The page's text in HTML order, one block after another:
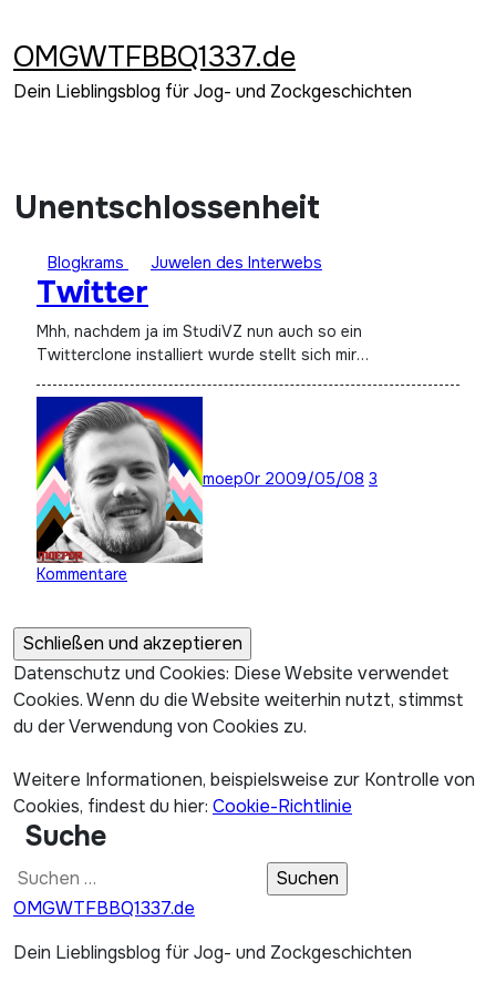
springen
OMGWTFBBQ1337.de
Dein Lieblingsblog für Jog- und Zockgeschichten
Unentschlossenheit
Blogkrams Juwelen des Interwebs
Twitter
Mhh, nachdem ja im StudiVZ nun auch so ein
Twitterclone installiert wurde stellt sich mir…
moep0r 2009/05/08 3
Kommentare
Datenschutz und Cookies: Diese Website verwendet
Cookies. Wenn du die Website weiterhin nutzt, stimmst
du der Verwendung von Cookies zu.
Weitere Informationen, beispielsweise zur Kontrolle von
Cookies, findest du hier: Cookie-Richtlinie
Suche
Suchen
nach:
OMGWTFBBQ1337.de
Dein Lieblingsblog für Jog- und Zockgeschichten